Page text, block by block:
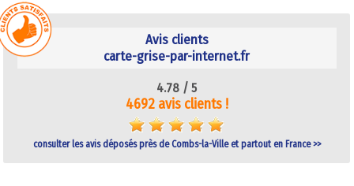
Avis clients
carte-grise-par-internet.fr
4.78 /5
4692 avis clients !
consulter les avis déposés près de Combs-la-Ville et partout en France >>